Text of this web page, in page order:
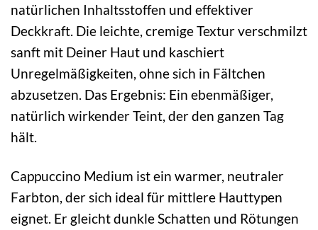
natürlichen Inhaltsstoffen und effektiver
Deckkraft. Die leichte, cremige Textur verschmilzt
sanft mit Deiner Haut und kaschiert
Unregelmäßigkeiten, ohne sich in Fältchen
abzusetzen. Das Ergebnis: Ein ebenmäßiger,
natürlich wirkender Teint, der den ganzen Tag
hält.
Cappuccino Medium ist ein warmer, neutraler
Farbton, der sich ideal für mittlere Hauttypen
eignet. Er gleicht dunkle Schatten und Rötungen